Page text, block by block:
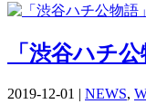
「渋谷ハチ
2019-12-01 | NEWS,